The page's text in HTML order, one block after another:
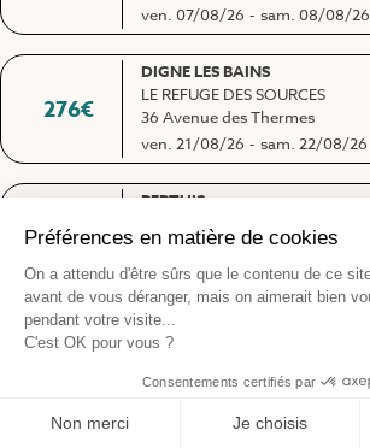
ven. 07/08/26 - sam. 08/08/26
276€
DIGNE LES BAINS
LE REFUGE DES SOURCES
36 Avenue des Thermes
ven. 21/08/26 - sam. 22/08/26
249€
PERTUIS
914 Route de la Bastidonne
ven. 21/08/26 - sam. 22/08/26
DIGNE LES BAINS
LE REFUGE DES SOURCES
36 Avenue des Thermes